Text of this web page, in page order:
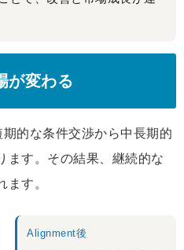
が変わる
的な条件交渉から中長期的
ます。その結果、継続的な
す。
Alignment後